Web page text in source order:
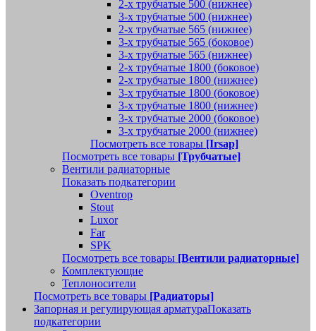
2-х трубчатые 500 (нижнее)
3-х трубчатые 500 (нижнее)
2-х трубчатые 565 (нижнее)
3-х трубчатые 565 (боковое)
3-х трубчатые 565 (нижнее)
2-х трубчатые 1800 (боковое)
2-х трубчатые 1800 (нижнее)
3-х трубчатые 1800 (боковое)
3-х трубчатые 1800 (нижнее)
3-х трубчатые 2000 (боковое)
3-х трубчатые 2000 (нижнее)
Посмотреть все товары [Irsap]
Посмотреть все товары [Трубчатые]
Вентили радиаторные
Показать подкатегории
Oventrop
Stout
Luxor
Far
SPK
Посмотреть все товары [Вентили радиаторные]
Комплектующие
Теплоносители
Посмотреть все товары [Радиаторы]
Запорная и регулирующая арматураПоказать
подкатегории